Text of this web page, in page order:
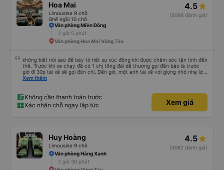
Hoa Mai
Limousine 9 chỗ
Ghế ngồi 10 chỗ
4.5
(5066 đánh giá)
Văn phòng Miền Đông
2 giờ 5 phút
Văn phòng Hoa Mai Vũng Tàu
không biết nói sao để bày tỏ hết sự xúc động khi được chăm sóc tận tình đến
thế. Trước khi xe chạy đã có 1 chị tổng đài dễ thương gọi đến báo là trước
giờ đi 30p tài xế sẽ gọi đón chị. Đến giờ, một anh tài xế với giọng nhỏ nhẹ lịch
sử hỏi: chị ở chỗ nào e đến đón. Tuy đường hơi đông nhưng anh tài xế vẫn
cũng với cái giọng nhỏ nhẹ đó đón khách, không như các xe khác mình từng
đi. Thiệc là ưng hết sức. Nhất định sẽ đi lại lần sau
Xem thêm
Không cần thanh toán trước
Xác nhận chỗ ngay lập tức
Xem giá
Huy Hoàng
Limousine 9 chỗ
4.5
(3082 đánh giá)
Văn phòng Hàng Xanh
2 giờ 30 phút